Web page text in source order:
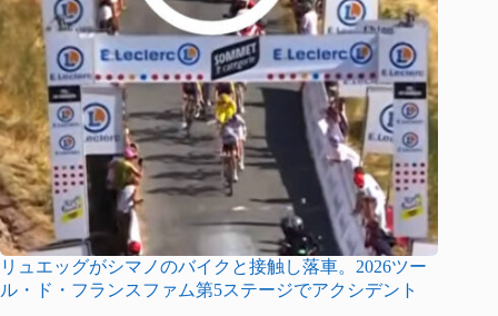
リュエッグがシマノのバイクと接触し落車。2026ツー
ル・ド・フランスファム第5ステージでアクシデント